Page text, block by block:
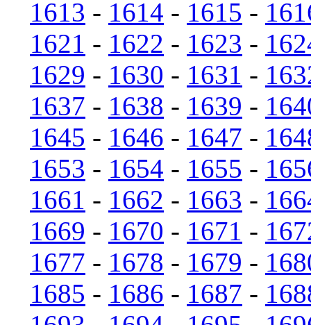
1613 - 1614 - 1615 -
1621 - 1622 - 1623 -
1629 - 1630 - 1631 -
1637 - 1638 - 1639 -
1645 - 1646 - 1647 -
1653 - 1654 - 1655 -
1661 - 1662 - 1663 -
1669 - 1670 - 1671 -
1677 - 1678 - 1679 -
1685 - 1686 - 1687 -